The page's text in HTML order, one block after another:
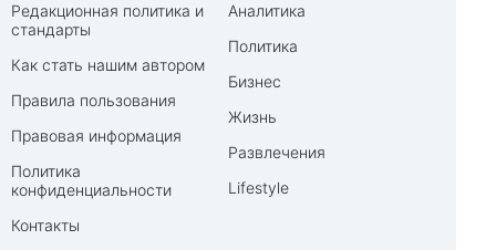
Редакционная политика и
стандарты
Как стать нашим автором
Правила пользования
Правовая информация
Политика
конфиденциальности
Контакты
Аналитика
Политика
Бизнес
Жизнь
Развлечения
Lifestyle